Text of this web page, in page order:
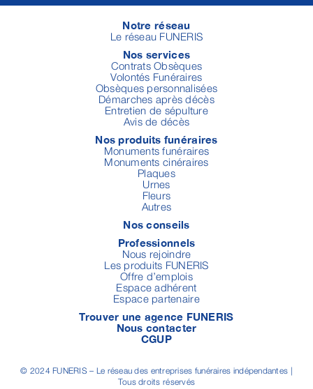
Notre réseau
Le réseau FUNERIS
Nos services
Contrats Obsèques
Volontés Funéraires
Obsèques personnalisées
Démarches après décès
Entretien de sépulture
Avis de décès
Nos produits funéraires
Monuments funéraires
Monuments cinéraires
Plaques
Urnes
Fleurs
Autres
Nos conseils
Professionnels
Nous rejoindre
Les produits FUNERIS
Offre d’emplois
Espace adhérent
Espace partenaire
Trouver une agence FUNERIS
Nous contacter
CGUP
© 2024 FUNERIS – Le réseau des entreprises funéraires indépendantes |
Tous droits réservés